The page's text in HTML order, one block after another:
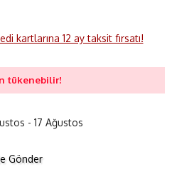
kartlarına 12 ay taksit fırsatı!
tükenebilir!
- 17 Ağustos
Gönder